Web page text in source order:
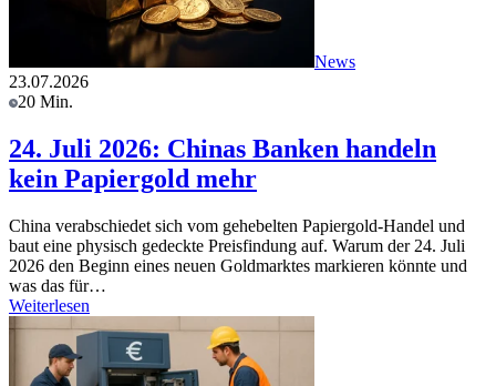
News
23.07.2026
20 Min.
24. Juli 2026: Chinas Banken handeln
kein Papiergold mehr
China verabschiedet sich vom gehebelten Papiergold-Handel und
baut eine physisch gedeckte Preisfindung auf. Warum der 24. Juli
2026 den Beginn eines neuen Goldmarktes markieren könnte und
was das für…
Weiterlesen